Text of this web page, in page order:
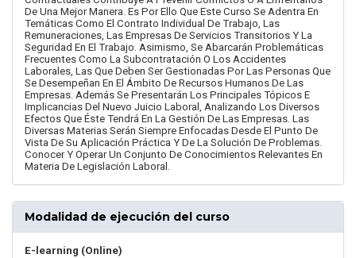
De Una Mejor Manera. Es Por Ello Que Este Curso Se Adentra En
Temáticas Como El Contrato Individual De Trabajo, Las
Remuneraciones, Las Empresas De Servicios Transitorios Y La
Seguridad En El Trabajo. Asimismo, Se Abarcarán Problemáticas
Frecuentes Como La Subcontratación O Los Accidentes
Laborales, Las Que Deben Ser Gestionadas Por Las Personas Que
Se Desempeñan En El Ámbito De Recursos Humanos De Las
Empresas. Además Se Presentarán Los Principales Tópicos E
Implicancias Del Nuevo Juicio Laboral, Analizando Los Diversos
Efectos Que Éste Tendrá En La Gestión De Las Empresas. Las
Diversas Materias Serán Siempre Enfocadas Desde El Punto De
Vista De Su Aplicación Práctica Y De La Solución De Problemas.
Conocer Y Operar Un Conjunto De Conocimientos Relevantes En
Materia De Legislación Laboral.
Modalidad de ejecución del curso
E-learning (Online)